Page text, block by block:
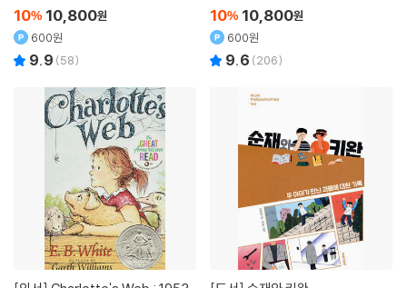
10% 10,800원
600원
9.9 (58)
10% 10,800원
600원
9.6 (206)